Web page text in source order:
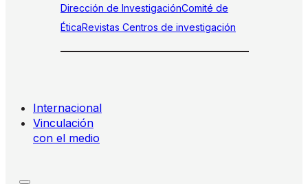
Dirección de InvestigaciónComité de
ÉticaRevistas Centros de investigación
Internacional
Vinculación
con el medio